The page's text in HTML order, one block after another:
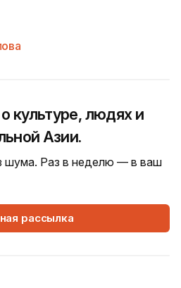
культуре, людях и
Азии.
шума. Раз в неделю — в ваш
рассылка